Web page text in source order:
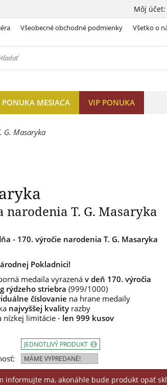
Môj účet:
Všeobecné obchodné podmienky Všetko o
PONUKA MESIACA VIP PONUKA
G. Masaryka
T. G. Masaryka
- 170. výročie narodenia T. G. Masaryka
Pokladnici!
medaila vyrazená v deň 170. výročia
rýdzeho striebra (999/1000)
číslovanie na hrane medaily
najvyššej kvality razby
nízkej limitácie - len 999 kusov
JEDNOTLIVÝ PRODUKT
MÁME VYPREDANÉ!
informujte ma, akonáhle bude produkt opäť
T. G. Masaryka